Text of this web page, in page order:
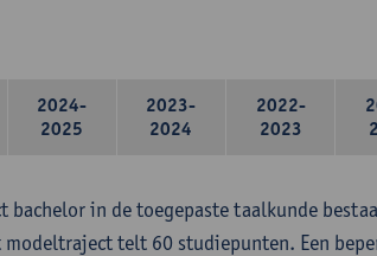
2024-
2025
2023-
2024
2022-
2023
bachelor in de toegepaste taalkunde
modeltraject telt 60 studiepunten. Een